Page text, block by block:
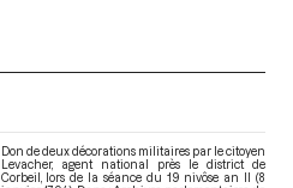
Don de deux décorations militaires par le citoyen
Levacher, agent national près le district de
Corbeil, lors de la séance du 19 nivôse an II (8